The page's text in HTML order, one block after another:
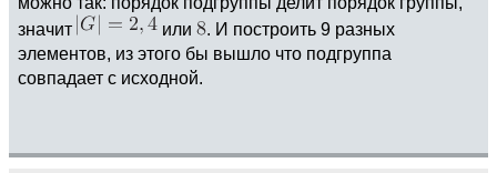
значит
или
. И построить 9 разных
элементов, из этого бы вышло что подгруппа
совпадает с исходной.